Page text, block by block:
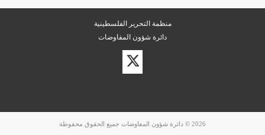
منظمة التحرير الفلسطينية
دائرة شؤون المفاوضات
زيارة
حسابنا
على
2026 © دائرة شؤون المفاوضات جميع الحقوق محفوظة